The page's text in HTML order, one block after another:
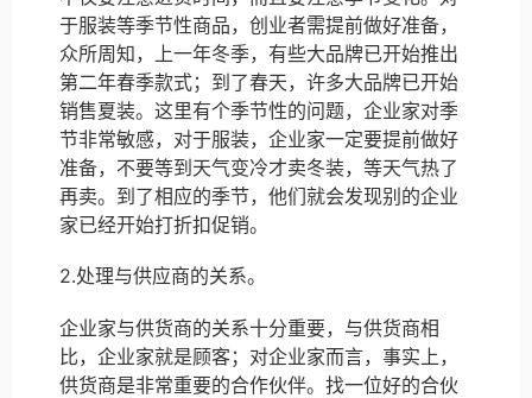
于服装等季节性商品，创业者需提前做好准备，
众所周知，上一年冬季，有些大品牌已开始推出
第二年春季款式；到了春天，许多大品牌已开始
销售夏装。这里有个季节性的问题，企业家对季
节非常敏感，对于服装，企业家一定要提前做好
准备，不要等到天气变冷才卖冬装，等天气热了
再卖。到了相应的季节，他们就会发现别的企业
家已经开始打折扣促销。
2.处理与供应商的关系。
企业家与供货商的关系十分重要，与供货商相
比，企业家就是顾客；对企业家而言，事实上，
供货商是非常重要的合作伙伴。找一位好的合伙